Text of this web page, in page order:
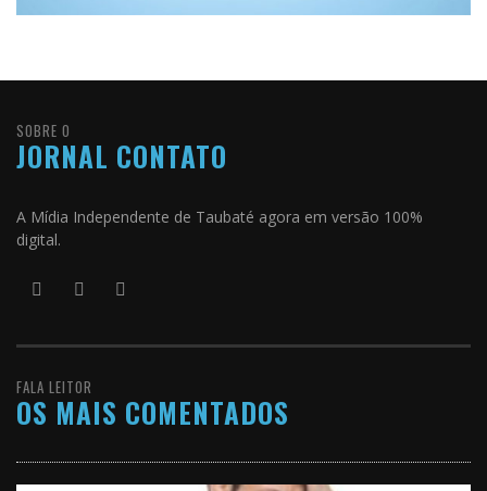
SOBRE O
JORNAL CONTATO
A Mídia Independente de Taubaté agora em versão 100%
digital.
FALA LEITOR
OS MAIS COMENTADOS